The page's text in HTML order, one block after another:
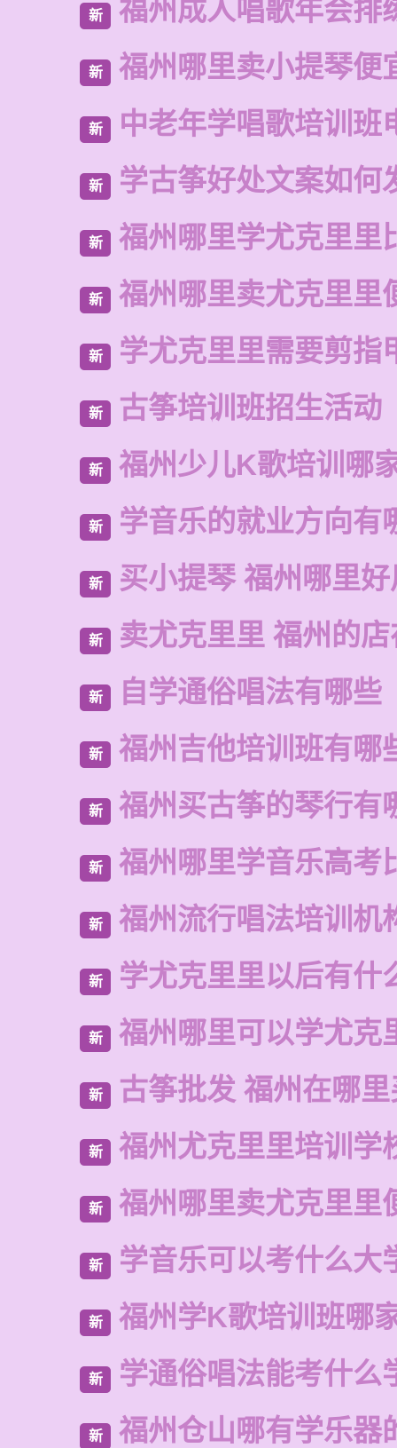
新 福州成人唱歌年会排
新 福州哪里卖小提琴便
新 中老年学唱歌培训班
新 学古筝好处文案如何
新 福州哪里学尤克里里
新 福州哪里卖尤克里里
新 学尤克里里需要剪指
新 古筝培训班招生活动
新 福州少儿K歌培训哪
新 学音乐的就业方向有
新 买小提琴 福州哪里好
新 卖尤克里里 福州的
新 自学通俗唱法有哪些
新 福州吉他培训班有哪
新 福州买古筝的琴行有
新 福州哪里学音乐高考
新 福州流行唱法培训机
新 学尤克里里以后有什
新 福州哪里可以学尤克
新 古筝批发 福州在哪
新 福州尤克里里培训学
新 福州哪里卖尤克里里
新 学音乐可以考什么大
新 福州学K歌培训班哪
新 学通俗唱法能考什么
新 福州仓山哪有学乐器